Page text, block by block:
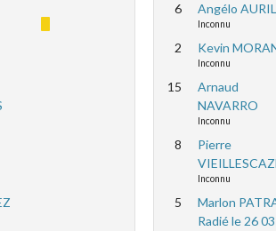
6 Angélo
Inconnu
2 Kevin
Inconnu
15
Arnaud
NAVARRO
Inconnu
8
Pierre
Inconnu
5
Marlon
Radié le 26 03